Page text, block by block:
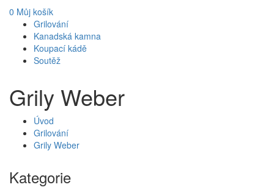
0 Můj košík
Grilování
Kanadská kamna
Koupací kádě
Soutěž
Grily Weber
Úvod
Grilování
Grily Weber
Kategorie